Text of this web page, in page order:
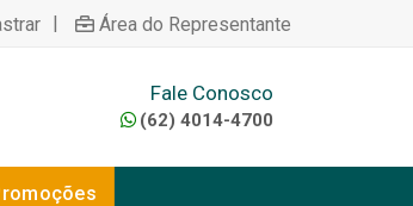
| Área do Representante
Fale Conosco
(62) 4014-4700